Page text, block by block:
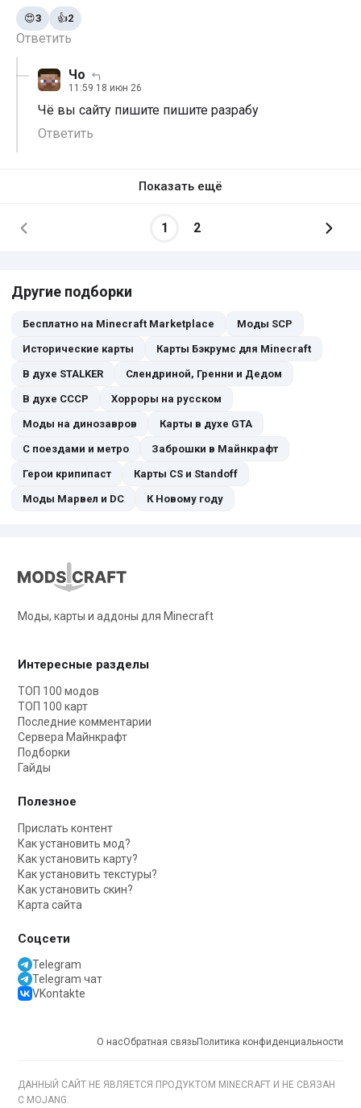
Ответить
😍3 👍2
Чо
11:59 18 июн 26
Чё вы сайту пишите пишите разрабу
Ответить
Показать ещё
1 2
Другие подборки
Бесплатно на Minecraft Marketplace Моды SCP
Исторические карты Карты Бэкрумс для Minecraft
В духе STALKER Слендриной, Гренни и Дедом
В духе СССР Хорроры на русском
Моды на динозавров Карты в духе GTA
С поездами и метро Заброшки в Майнкрафт
Герои крипипаст Карты CS и Standoff
Моды Марвел и DC К Новому году
Моды, карты и аддоны для Minecraft
Интересные разделы
ТОП 100 модов
ТОП 100 карт
Последние комментарии
Сервера Майнкрафт
Подборки
Гайды
Полезное
Прислать контент
Как установить мод?
Как установить карту?
Как установить текстуры?
Как установить скин?
Карта сайта
Соцсети
Telegram
Telegram чат
VKontakte
О насОбратная связьПолитика конфиденциальности
ДАННЫЙ САЙТ НЕ ЯВЛЯЕТСЯ ПРОДУКТОМ MINECRAFT И НЕ СВЯЗАН
С MOJANG.